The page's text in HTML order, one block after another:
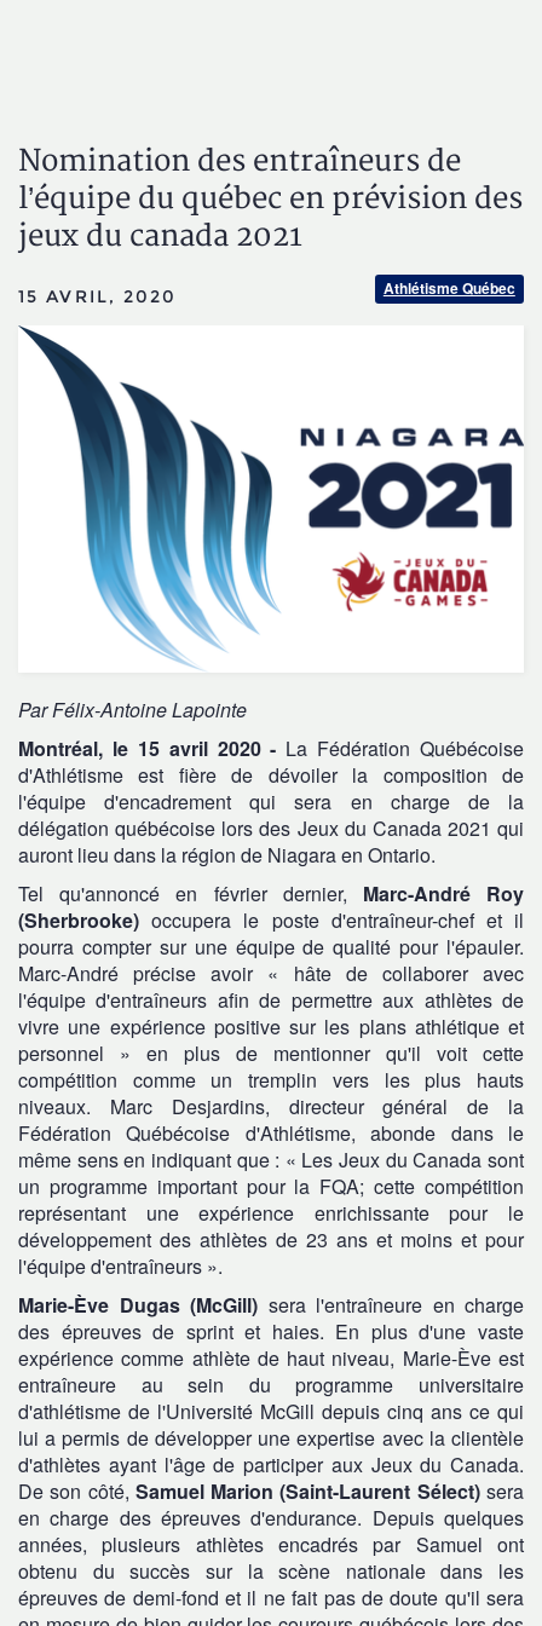
Nomination des entraîneurs de
l’équipe du québec en prévision des
jeux du canada 2021
Athlétisme Québec
15 AVRIL, 2020
Par Félix-Antoine Lapointe
Montréal, le 15 avril 2020 - La Fédération Québécoise
d'Athlétisme est fière de dévoiler la composition de
l'équipe d'encadrement qui sera en charge de la
délégation québécoise lors des Jeux du Canada 2021 qui
auront lieu dans la région de Niagara en Ontario.
Tel qu'annoncé en février dernier, Marc-André Roy
(Sherbrooke) occupera le poste d'entraîneur-chef et il
pourra compter sur une équipe de qualité pour l'épauler.
Marc-André précise avoir « hâte de collaborer avec
l'équipe d'entraîneurs afin de permettre aux athlètes de
vivre une expérience positive sur les plans athlétique et
personnel » en plus de mentionner qu'il voit cette
compétition comme un tremplin vers les plus hauts
niveaux. Marc Desjardins, directeur général de la
Fédération Québécoise d'Athlétisme, abonde dans le
même sens en indiquant que : « Les Jeux du Canada sont
un programme important pour la FQA; cette compétition
représentant une expérience enrichissante pour le
développement des athlètes de 23 ans et moins et pour
l'équipe d'entraîneurs ».
Marie-Ève Dugas (McGill) sera l'entraîneure en charge
des épreuves de sprint et haies. En plus d'une vaste
expérience comme athlète de haut niveau, Marie-Ève est
entraîneure au sein du programme universitaire
d'athlétisme de l'Université McGill depuis cinq ans ce qui
lui a permis de développer une expertise avec la clientèle
d'athlètes ayant l'âge de participer aux Jeux du Canada.
De son côté, Samuel Marion (Saint-Laurent Sélect)sera
en charge des épreuves d'endurance. Depuis quelques
années, plusieurs athlètes encadrés par Samuel ont
obtenu du succès sur la scène nationale dans les
épreuves de demi-fond et il ne fait pas de doute qu'il sera